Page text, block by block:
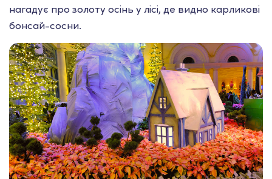
нагадує про золоту осінь у лісі, де видно карликові
бонсай-сосни.